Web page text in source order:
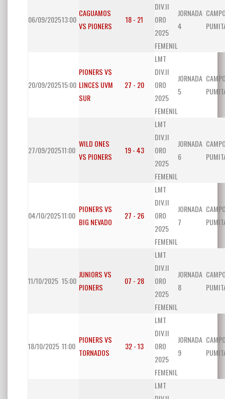
06/09/202513:00
CAGUAMOS
VS PIONERS
18 - 21
DIV.II
ORO
2025
FEMENIL
JORNADA
4
20/09/202515:00
PIONERS VS
LINCES UVM
SUR
27 - 20
LMT
DIV.II
ORO
2025
FEMENIL
JORNADA
5
27/09/202511:00
WILD ONES
VS PIONERS
19 - 43
LMT
DIV.II
ORO
2025
FEMENIL
JORNADA
6
04/10/202511:00
PIONERS VS
BIG NEVADO
27 - 26
LMT
DIV.II
ORO
2025
FEMENIL
JORNADA
7
11/10/2025 15:00
JUNIORS VS
PIONERS
07 - 28
LMT
DIV.II
ORO
2025
FEMENIL
JORNADA
8
18/10/2025 11:00
PIONERS VS
TORNADOS
32 - 13
LMT
DIV.II
ORO
2025
FEMENIL
JORNADA
9
LMT